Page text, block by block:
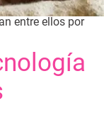
entre ellos por